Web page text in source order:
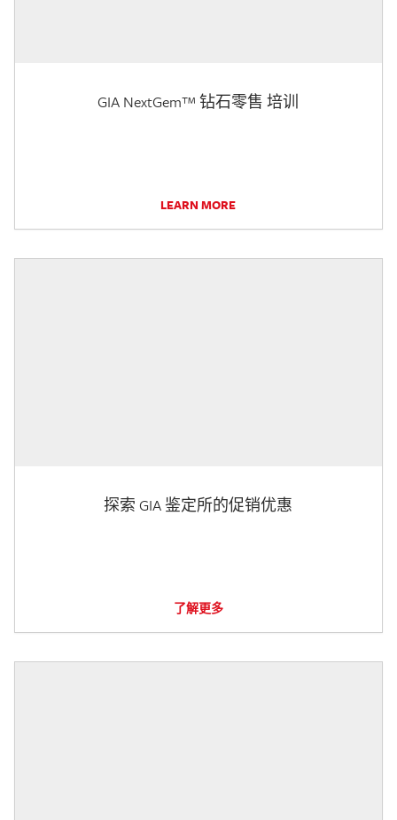
GIA NextGem™ 钻石零售 培训
LEARN MORE
探索 GIA 鉴定所的促销优惠
了解更多